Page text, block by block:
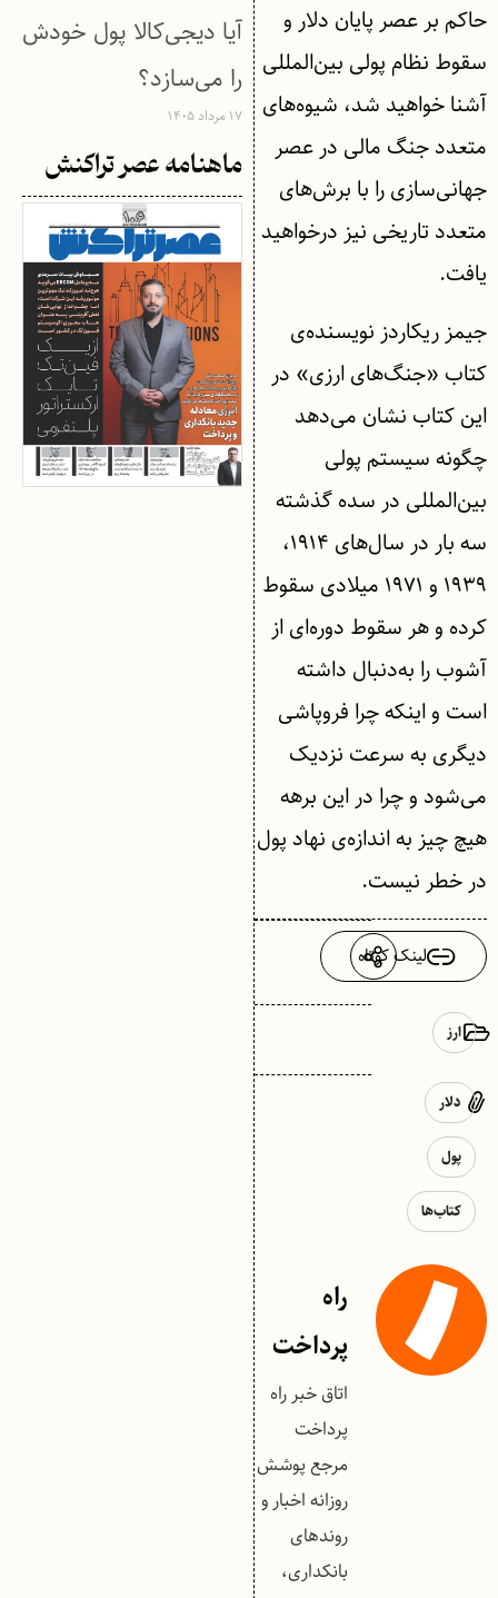
حاکم بر عصر پایان دلار و
سقوط نظام پولی بین‌المللی
آشنا خواهید شد، شیوه‌های
متعدد جنگ مالی در عصر
جهانی‌سازی را با برش‌های
متعدد تاریخی نیز درخواهید
یافت.
جیمز ریکاردز نویسنده‌ی
کتاب «جنگ‌های ارزی» در
این کتاب نشان می‌دهد
چگونه سیستم پولی
بین‌المللی در سده گذشته
سه بار در سال‌های ۱۹۱۴،
۱۹۳۹ و ۱۹۷۱ میلادی سقوط
کرده و هر سقوط دوره‌ای از
آشوب را به‌دنبال داشته
است و اینکه چرا فروپاشی
دیگری به سرعت نزدیک
می‌شود و چرا در این برهه
هیچ چیز به اندازه‌ی نهاد پول
در خطر نیست.
لینک کوتاه
ارز
دلار
پول
کتاب‌ها
راه
پرداخت
اتاق خبر راه
پرداخت
مرجع پوشش
روزانه اخبار و
روندهای
بانکداری،
آیا دیجی‌کالا پول خودش
را می‌سازد؟
۱۷ مرداد ۱۴۰۵
ماهنامه عصر تراکنش